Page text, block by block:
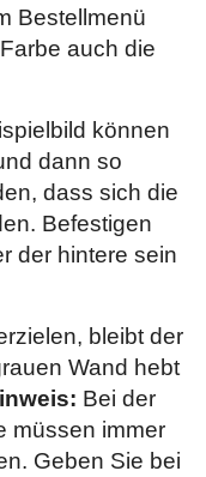
Bestellmenü
auch die
können
dann so
dass sich die
Befestigen
der hintere sein
bleibt der
Wand hebt
Bei der
müssen immer
Geben Sie bei